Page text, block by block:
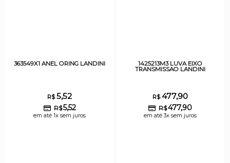
363549X1 ANEL ORING LANDINI
R$5,52
R$5,52
em até 1x sem juros
1425213M3 LUVA EIXO
TRANSMISSAO LANDINI
R$477,90
R$477,90
em até 3x sem juros